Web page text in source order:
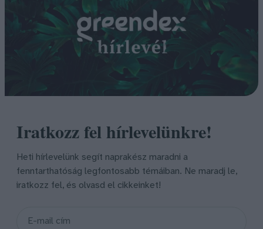
Iratkozz fel hírlevelünkre!
Heti hírlevelünk segít naprakész maradni a
fenntarthatóság legfontosabb témáiban. Ne maradj le,
iratkozz fel, és olvasd el cikkeinket!